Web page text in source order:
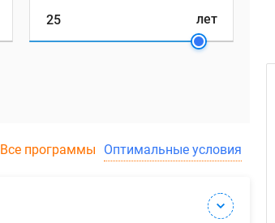
лет
Все программы Оптимальные условия